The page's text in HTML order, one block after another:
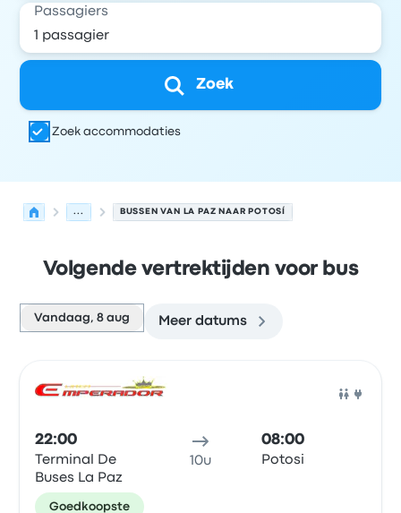
Passagiers
Zoek
Zoek accommodaties
... BUSSEN VAN LA PAZ NAAR POTOSÍ
Volgende vertrektijden voor bus
Vandaag, 8 aug Meer datums
22:00
Terminal De
Buses La Paz
10u
08:00
Potosi
Goedkoopste